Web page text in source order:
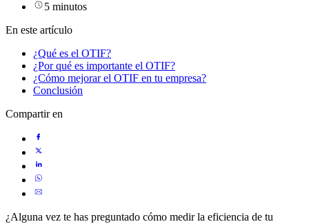
5 minutos
En este artículo
¿Qué es el OTIF?
¿Por qué es importante el OTIF?
¿Cómo mejorar el OTIF en tu empresa?
Conclusión
Compartir en
¿Alguna vez te has preguntado cómo medir la eficiencia de tu